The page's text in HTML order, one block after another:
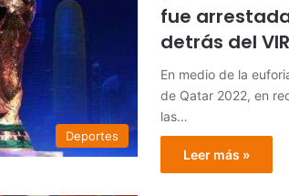
Deportes
fue
detrás del
En medio de la
de Qatar 2022, en
las…
Leer más »